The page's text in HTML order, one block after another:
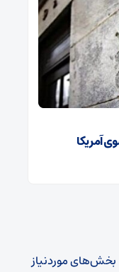
آمریکا
بخش‌های موردنیاز